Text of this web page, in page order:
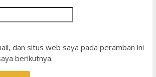
dan situs web saya pada peramban ini
berikutnya.